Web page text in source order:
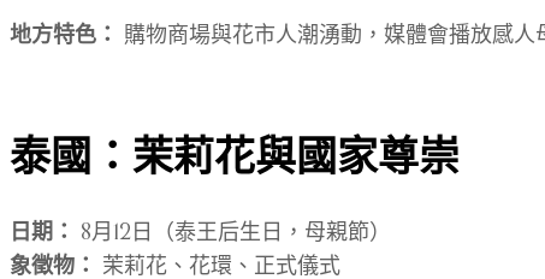
地方特色： 購物商場與花市人潮湧動，媒體會播放感人
泰國：茉莉花與國家尊崇
日期：
8月12日（泰王后生日，母親節）
象徵物：
茉莉花、花環、正式儀式